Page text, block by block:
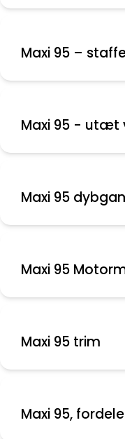
Maxi 95 –
Maxi 95 - utæt
Maxi 95
Maxi 95
Maxi 95 trim
Maxi 95,